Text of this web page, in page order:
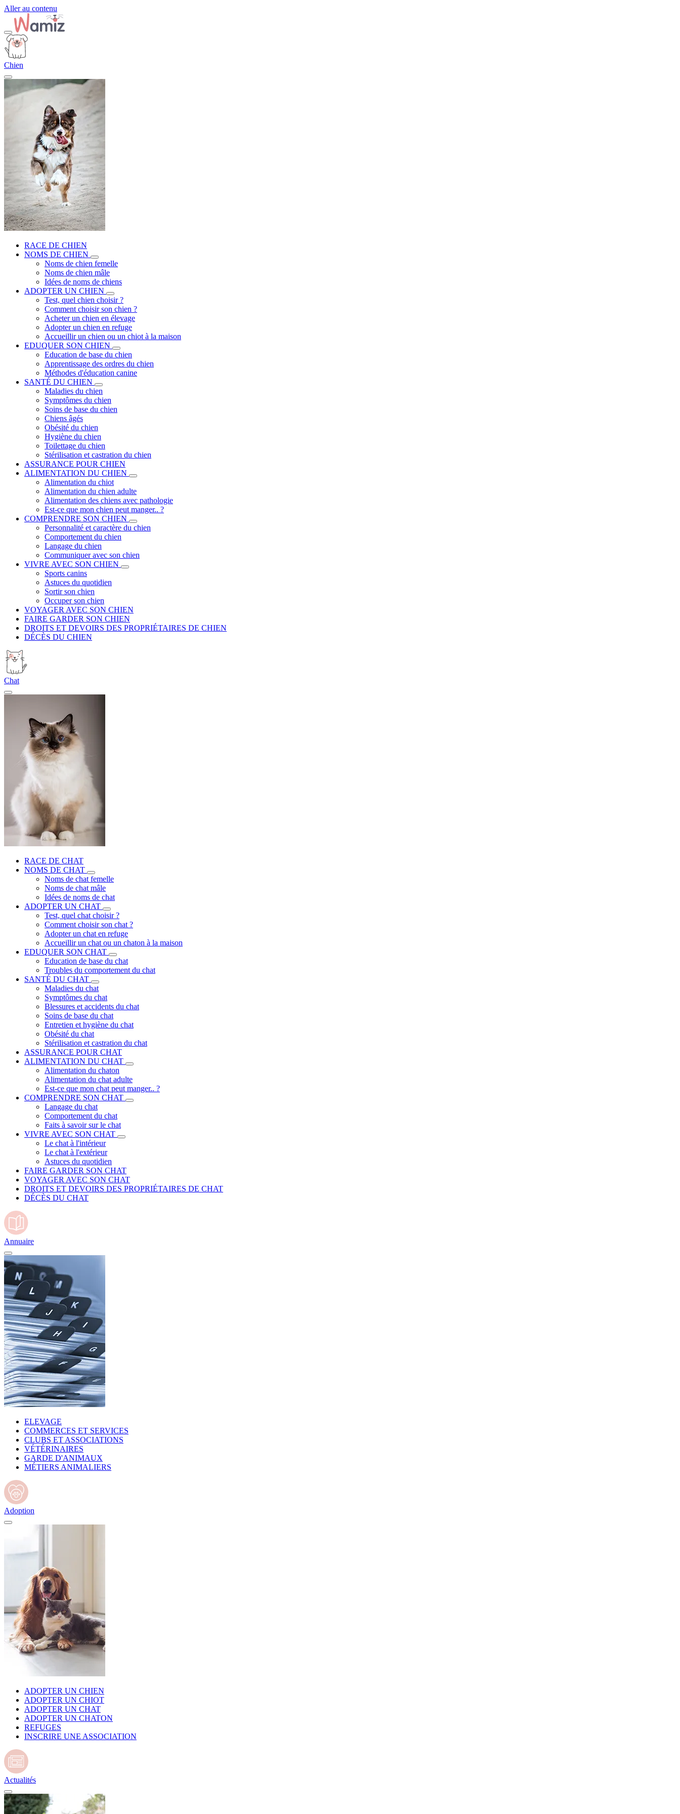
Aller au contenu
Chien
RACE DE CHIEN
NOMS DE CHIEN
Noms de chien femelle
Noms de chien mâle
Idées de noms de chiens
ADOPTER UN CHIEN
Test, quel chien choisir ?
Comment choisir son chien ?
Acheter un chien en élevage
Adopter un chien en refuge
Accueillir un chien ou un chiot à la maison
EDUQUER SON CHIEN
Education de base du chien
Apprentissage des ordres du chien
Méthodes d'éducation canine
SANTÉ DU CHIEN
Maladies du chien
Symptômes du chien
Soins de base du chien
Chiens âgés
Obésité du chien
Hygiène du chien
Toilettage du chien
Stérilisation et castration du chien
ASSURANCE POUR CHIEN
ALIMENTATION DU CHIEN
Alimentation du chiot
Alimentation du chien adulte
Alimentation des chiens avec pathologie
Est-ce que mon chien peut manger.. ?
COMPRENDRE SON CHIEN
Personnalité et caractère du chien
Comportement du chien
Langage du chien
Communiquer avec son chien
VIVRE AVEC SON CHIEN
Sports canins
Astuces du quotidien
Sortir son chien
Occuper son chien
VOYAGER AVEC SON CHIEN
FAIRE GARDER SON CHIEN
DROITS ET DEVOIRS DES PROPRIÉTAIRES DE CHIEN
DÉCÈS DU CHIEN
Chat
RACE DE CHAT
NOMS DE CHAT
Noms de chat femelle
Noms de chat mâle
Idées de noms de chat
ADOPTER UN CHAT
Test, quel chat choisir ?
Comment choisir son chat ?
Adopter un chat en refuge
Accueillir un chat ou un chaton à la maison
EDUQUER SON CHAT
Education de base du chat
Troubles du comportement du chat
SANTÉ DU CHAT
Maladies du chat
Symptômes du chat
Blessures et accidents du chat
Soins de base du chat
Entretien et hygiène du chat
Obésité du chat
Stérilisation et castration du chat
ASSURANCE POUR CHAT
ALIMENTATION DU CHAT
Alimentation du chaton
Alimentation du chat adulte
Est-ce que mon chat peut manger.. ?
COMPRENDRE SON CHAT
Langage du chat
Comportement du chat
Faits à savoir sur le chat
VIVRE AVEC SON CHAT
Le chat à l'intérieur
Le chat à l'extérieur
Astuces du quotidien
FAIRE GARDER SON CHAT
VOYAGER AVEC SON CHAT
DROITS ET DEVOIRS DES PROPRIÉTAIRES DE CHAT
DÉCÈS DU CHAT
Annuaire
ELEVAGE
COMMERCES ET SERVICES
CLUBS ET ASSOCIATIONS
VÉTÉRINAIRES
GARDE D'ANIMAUX
MÉTIERS ANIMALIERS
Adoption
ADOPTER UN CHIEN
ADOPTER UN CHIOT
ADOPTER UN CHAT
ADOPTER UN CHATON
REFUGES
INSCRIRE UNE ASSOCIATION
Actualités